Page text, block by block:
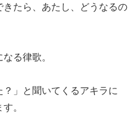
きたら、あたし、どうなるの
る律歌。
？」と聞いてくるアキラに
。